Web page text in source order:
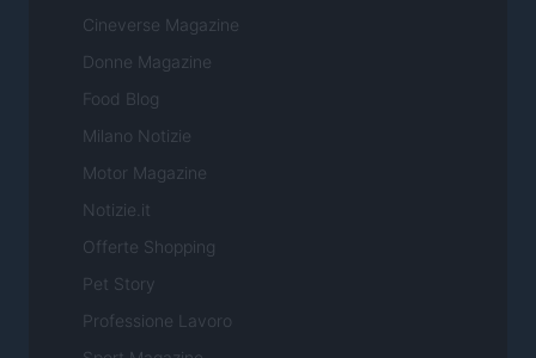
Cineverse Magazine
Donne Magazine
Food Blog
Milano Notizie
Motor Magazine
Notizie.it
Offerte Shopping
Pet Story
Professione Lavoro